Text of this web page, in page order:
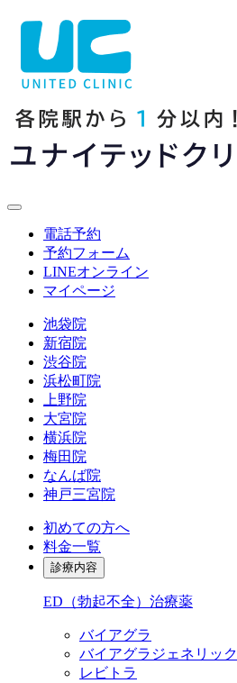
電話予約
予約フォーム
LINEオンライン
マイページ
池袋院
新宿院
渋谷院
浜松町院
上野院
大宮院
横浜院
梅田院
なんば院
神戸三宮院
初めての方へ
料金一覧
診療内容
ED（勃起不全）治療薬
バイアグラ
バイアグラジェネリック
レビトラ